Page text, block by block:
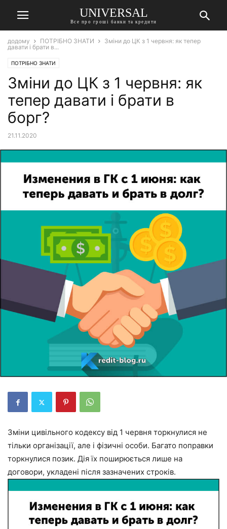
UNIVERSAL
Все про гроші банки та кредити
додому ПОТРІБНО ЗНАТИ
Зміни до ЦК з 1 червня: як тепер
давати і брати в...
ПОТРІБНО ЗНАТИ
Зміни до ЦК з 1 червня: як
тепер давати і брати в
борг?
21.11.2020
Зміни цивільного кодексу від 1 червня торкнулися не
тільки організації, але і фізичні особи. Багато поправки
торкнулися позик. Дія їх поширюється лише на
договори, укладені після зазначених строків.